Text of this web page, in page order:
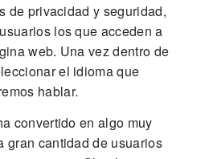
de privacidad y seguridad,
los que acceden a
web. Una vez dentro de
el idioma que
hablar.
convertido en algo muy
gran cantidad de usuarios